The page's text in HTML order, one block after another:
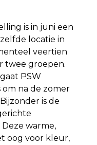
is in juni een
locatie in
veertien
twee groepen.
PSW
na de zomer
is de
warme,
oog voor kleur,